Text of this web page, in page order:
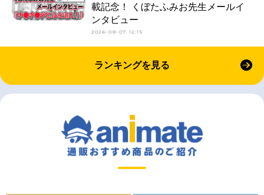
載記念！ くぼたふみお先生メールイ
ンタビュー
2026-08-07 12:15
ランキングを見る